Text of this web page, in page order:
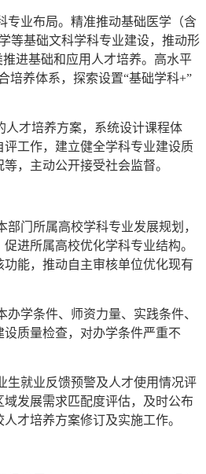
专业布局。精准推动基础医学（含
等基础文科学科专业建设，推动形
进基础和应用人才培养。高水平
培养体系，探索设置“基础学科+”
人才培养方案，系统设计课程体
工作，建立健全学科专业建设质
，主动公开接受社会监督。
门所属高校学科专业发展规划，
进所属高校优化学科专业结构。
能，推动自主审核单位优化现有
学条件、师资力量、实践条件、
质量检查，对办学条件严重不
生就业反馈预警及人才使用情况评
发展需求匹配度评估，及时公布
才培养方案修订及实施工作。